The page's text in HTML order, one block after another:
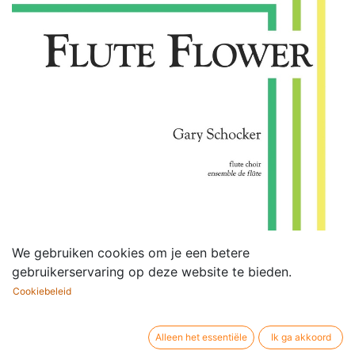
We gebruiken cookies om je een betere
gebruikerservaring op deze website te bieden.
Cookiebeleid
Alleen het essentiële Ik ga akkoord